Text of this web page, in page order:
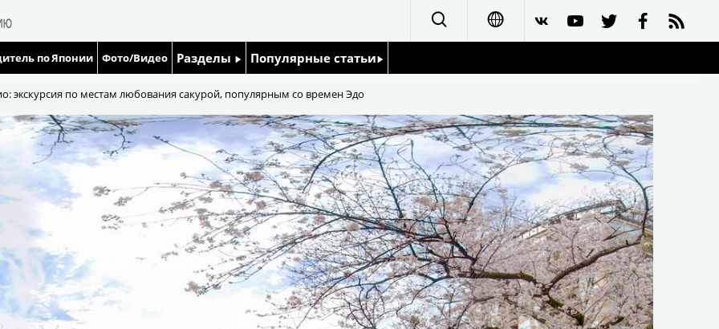
简体字
繁體字
Français
Español
العربية
по Японии Фото/Видео Разделы
Люди
Блог
Политика
Экономика
Общество
Культура
Популярные статьи
Японский язык
Японский калейдоскоп
Семья
Еда и напитки
экскурсия по местам любования сакурой, популярным со времен Эдо